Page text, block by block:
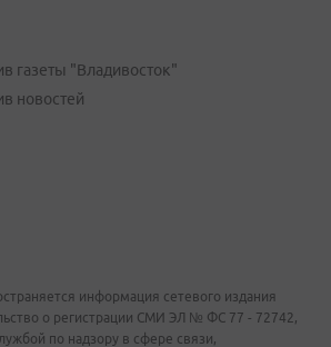
газеты "Владивосток"
новостей
информация сетевого издания
о регистрации СМИ ЭЛ № ФС 77 - 72742,
по надзору в сфере связи,